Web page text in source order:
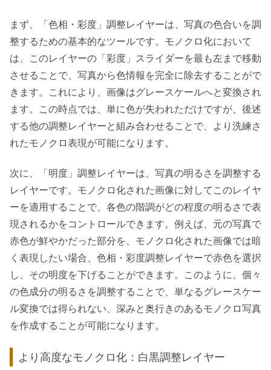
まず、「色相・彩度」調整レイヤーは、写真の色合いを調
整するための基本的なツールです。モノクロ化において
は、このレイヤーの「彩度」スライダーを最も左まで移動
させることで、写真から色情報を完全に除去することがで
きます。これにより、画像はグレースケールへと変換され
ます。この時点では、単に色が失われただけですが、後述
する他の調整レイヤーと組み合わせることで、より洗練さ
れたモノクロ表現が可能になります。
次に、「明度」調整レイヤーは、写真の明るさを調整する
レイヤーです。モノクロ化された画像に対してこのレイヤ
ーを適用することで、各色の階調がどの程度の明るさで表
現されるかをコントロールできます。例えば、元の写真で
赤色が鮮やかだった部分を、モノクロ化された画像では暗
く表現したい場合、色相・彩度調整レイヤーで赤色を選択
し、その明度を下げることができます。このように、個々
の色成分の明るさを調整することで、単なるグレースケー
ル変換では得られない、深みと奥行きのあるモノクロ写真
を作成することが可能になります。
より高度なモノクロ化：白黒調整レイヤー